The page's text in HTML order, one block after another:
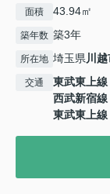
面積 43.94㎡
築年数 築3年
所在地 埼玉県川
交通 東武東上線
西武新宿線
東武東上線